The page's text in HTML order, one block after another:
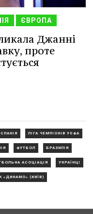
ЄВРОПА
Джанні
проте
ЛІГА ЧЕМПІОНІВ УЄФА
ФУТБОЛ БРАЗИЛІЯ
АСОЦІАЦІЯ УКРАЇНЦІ
«ДИНАМО» (КИЇВ)